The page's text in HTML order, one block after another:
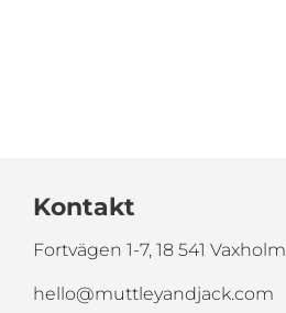
Kontakt
Fortvägen 1-7, 18 541 Vaxholm
hello@muttleyandjack.com